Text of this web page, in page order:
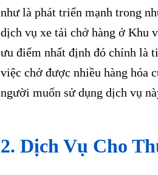
như là phát triển mạnh trong
dịch vụ xe tải chở hàng ở Khu
ưu điểm nhất định đó chính là
việc chở được nhiều hàng hóa
người muốn sử dụng dịch vụ
2. Dịch Vụ Cho